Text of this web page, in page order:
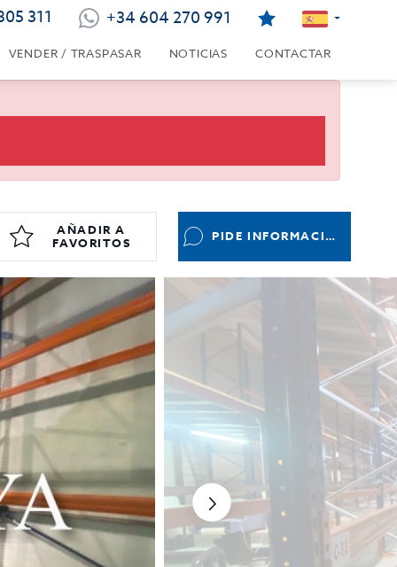
311 +34 604 270 991
VENDER / TRASPASAR NOTICIAS CONTACTAR
AÑADIR A
FAVORITOS
PIDE INFORMACIÓN